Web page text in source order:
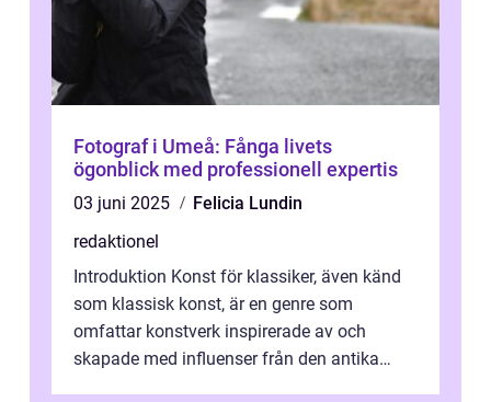
Fotograf i Umeå: Fånga livets
ögonblick med professionell expertis
03 juni 2025
Felicia Lundin
redaktionel
Introduktion Konst för klassiker, även känd
som klassisk konst, är en genre som
omfattar konstverk inspirerade av och
skapade med influenser från den antika